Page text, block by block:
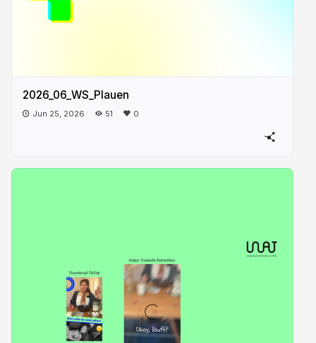
2026_06_WS_Plauen
Jun 25, 2026 51 0